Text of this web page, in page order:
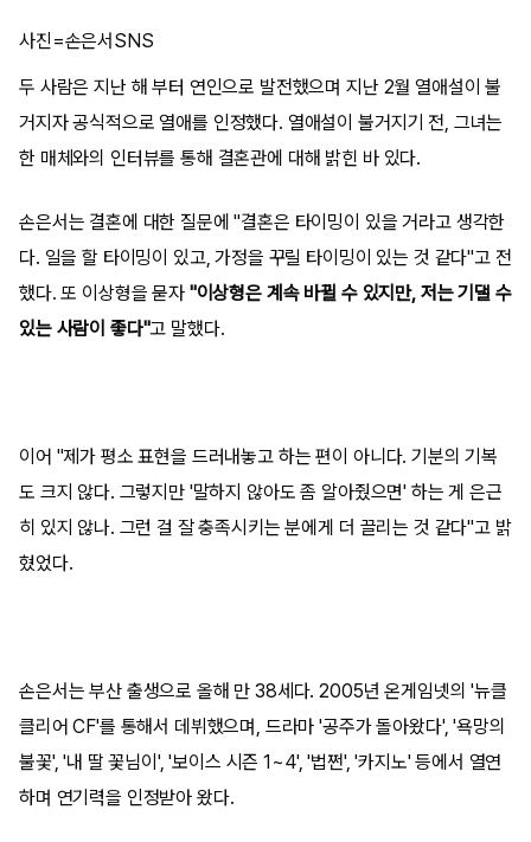
사진=손은서SNS
두 사람은 지난 해 부터 연인으로 발전했으며 지난 2월 열애설이 불
거지자 공식적으로 열애를 인정했다. 열애설이 불거지기 전, 그녀는
한 매체와의 인터뷰를 통해 결혼관에 대해 밝힌 바 있다.
손은서는 결혼에 대한 질문에 "결혼은 타이밍이 있을 거라고 생각한
다. 일을 할 타이밍이 있고, 가정을 꾸릴 타이밍이 있는 것 같다"고 전
했다. 또 이상형을 묻자 "이상형은 계속 바뀔 수 있지만, 저는 기댈 수
있는 사람이 좋다"고 말했다.
이어 "제가 평소 표현을 드러내놓고 하는 편이 아니다. 기분의 기복
도 크지 않다. 그렇지만 '말하지 않아도 좀 알아줬으면' 하는 게 은근
히 있지 않나. 그런 걸 잘 충족시키는 분에게 더 끌리는 것 같다"고 밝
혔었다.
손은서는 부산 출생으로 올해 만 38세다. 2005년 온게임넷의 '뉴클
클리어 CF'를 통해서 데뷔했으며, 드라마 '공주가 돌아왔다', '욕망의
불꽃', '내 딸 꽃님이', '보이스 시즌 1~4', '법쩐', '카지노' 등에서 열연
하며 연기력을 인정받아 왔다.